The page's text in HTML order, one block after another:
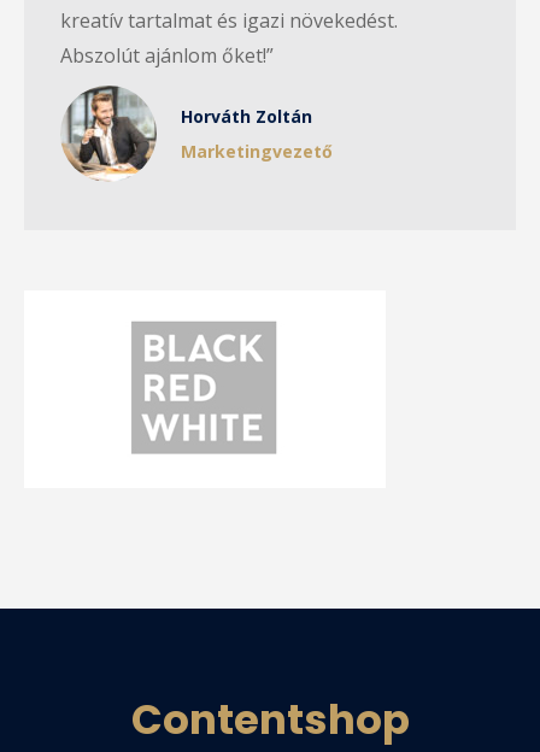
Horváth Zoltán
Marketingvezető
kreatív tartalmat és igazi növekedést.
Abszolút ajánlom őket!”
Contentshop